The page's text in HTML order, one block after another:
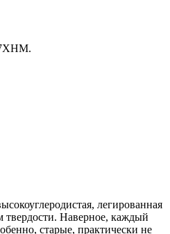
7ХНМ.
легированная
твердости. Наверное, каждый
старые, практически не